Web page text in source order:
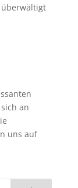
an
uns auf